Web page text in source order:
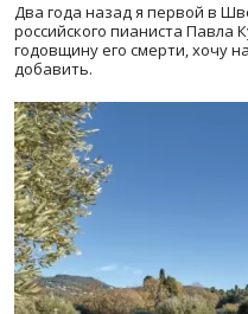
Два года назад я первой в
российского пианиста Павла
годовщину его смерти, хочу
добавить.